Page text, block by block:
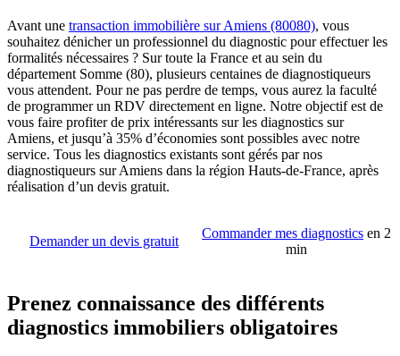
Avant une transaction immobilière sur Amiens (80080), vous
souhaitez dénicher un professionnel du diagnostic pour effectuer les
formalités nécessaires ? Sur toute la France et au sein du
département Somme (80), plusieurs centaines de diagnostiqueurs
vous attendent. Pour ne pas perdre de temps, vous aurez la faculté
de programmer un RDV directement en ligne. Notre objectif est de
vous faire profiter de prix intéressants sur les diagnostics sur
Amiens, et jusqu’à 35% d’économies sont possibles avec notre
service. Tous les diagnostics existants sont gérés par nos
diagnostiqueurs sur Amiens dans la région Hauts-de-France, après
réalisation d’un devis gratuit.
Demander un devis gratuit
Commander mes diagnostics en 2
min
Prenez connaissance des différents
diagnostics immobiliers obligatoires